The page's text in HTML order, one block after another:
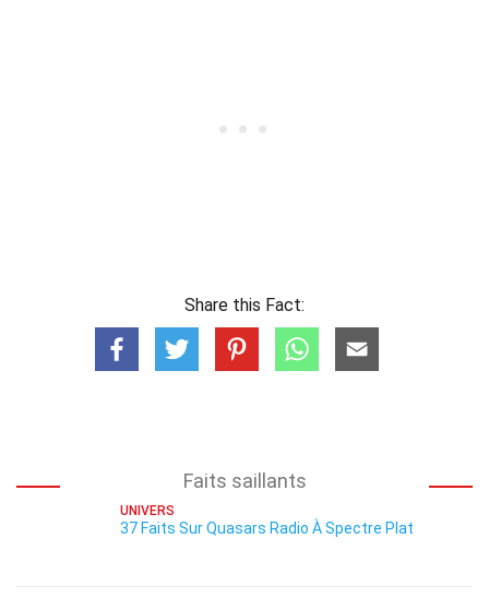
Share this Fact:
Faits saillants
UNIVERS
37 Faits Sur Quasars Radio À Spectre Plat